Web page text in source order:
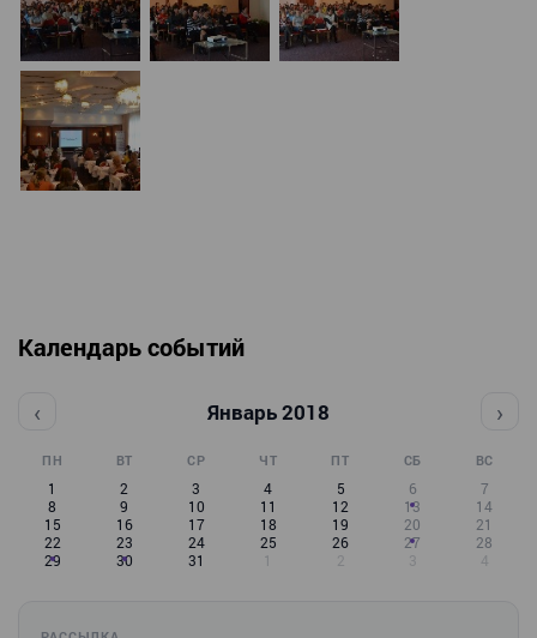
Календарь событий
‹ Январь 2018 ›
ПН ВТ СР ЧТ ПТ СБ ВС
1 2 3 4 5 6
7
8
9 10 11 12 13
14
15
16 17 18 19 20
21
22
23 24 25 26 27
28
29
30 31 1 2 3 4